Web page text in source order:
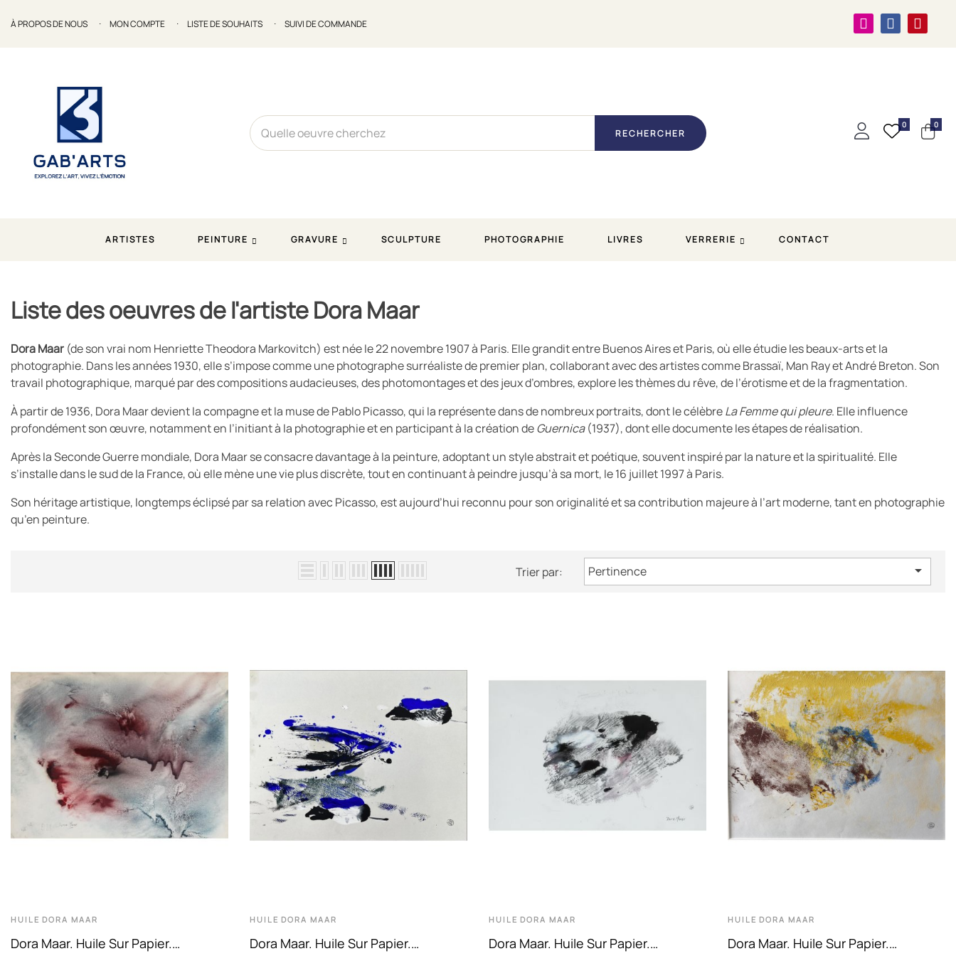
À PROPOS DE NOUS MON COMPTE LISTE DE SOUHAITS SUIVI DE COMMANDE
RECHERCHER
0 0
ARTISTES PEINTURE GRAVURE SCULPTURE PHOTOGRAPHIE LIVRES VERRERIE CONTACT
Liste des oeuvres de l'artiste Dora Maar
Dora Maar (de son vrai nom Henriette Theodora Markovitch) est née le 22 novembre 1907 à Paris. Elle grandit entre Buenos Aires et Paris, où elle étudie les beaux-arts et la
photographie. Dans les années 1930, elle s’impose comme unephotographe surréaliste de premier plan,collaborant avec des artistes comme Brassaï, Man Ray et André Breton. Son
travail photographique, marqué par des compositions audacieuses, des photomontages et des jeux d’ombres, explore les thèmes du rêve, de l’érotisme et de la fragmentation.
À partir de 1936, Dora Maar devient la compagne et la muse de Pablo Picasso, qui la représente dans de nombreux portraits, dont le célèbreLa Femme qui pleure. Elle influence
profondément son œuvre, notamment en l’initiant à la photographie et en participant à la création deGuernica(1937), dont elle documente les étapes de réalisation.
Après la Seconde Guerre mondiale, Dora Maar se consacre davantage à la peinture, adoptant un style abstrait et poétique, souvent inspiré par la nature et la spiritualité. Elle
s’installe dans le sud de la France, où elle mène une vie plus discrète, tout en continuant à peindre jusqu’à sa mort, le 16 juillet 1997 à Paris.
Son héritage artistique, longtemps éclipsé par sa relation avec Picasso, est aujourd’hui reconnu pour son originalité et sa contribution majeure à l’art moderne, tant en photographie
qu’en peinture.
Trier par: Pertinence 
HUILE DORA MAAR
Dora Maar. Huile Sur Papier.
HUILE DORA MAAR
Dora Maar. Huile Sur Papier.
HUILE DORA MAAR
Dora Maar. Huile Sur Papier.
HUILE DORA MAAR
Dora Maar. Huile Sur Papier.